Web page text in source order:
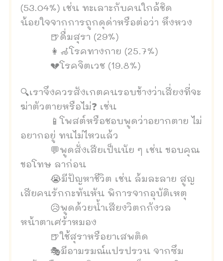
(53.04%) เช่น ทะเลาะกับคนใกล้ชิด
น้อยใจจากการถูกดุด่าหรือต่อว่า หึงหวง
🍺ดื่มสุรา (29%)
👩‍🦽โรคทางกาย (25.7%)
💔โรคจิตเวช (19.8%)
🔍เราจึงควรสังเกตคนรอบข้างว่าเสี่ยงที่จะ
ฆ่าตัวตายหรือไม่❓ เช่น
📱โพสต์หรือชอบพูดว่าอยากตาย ไม่
อยากอยู่ ทนไม่ไหวแล้ว
💬พูดสั่งเสียเป็นนัย ๆ เช่น ขอบคุณ
ขอโทษ ลาก่อน
😭มีปัญหาชีวิต เช่น ล้มละลาย สูญ
เสียคนรักกะทันหัน พิการจากอุบัติเหตุ
😥พูดด้วยน้ำเสียงวิตกกังวล
หน้าตาเศร้าหมอง
🍺ใช้สุราหรือยาเสพติด
🎭มีอามรมณ์แปรปรวน จากซึม